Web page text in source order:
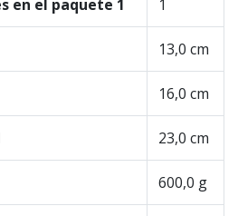
en el paquete 1 1
13,0 cm
16,0 cm
23,0 cm
600,0 g